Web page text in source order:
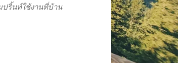
ปริ้นท์ใช้งานที่บ้าน